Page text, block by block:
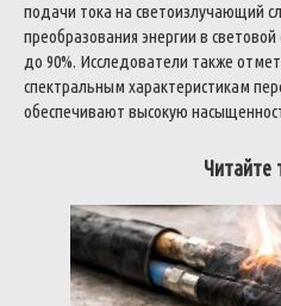
подачи тока на светоизлучающий
преобразования энергии в
до 90%. Исследователи также
спектральным характеристикам
обеспечивают высокую
Читайте